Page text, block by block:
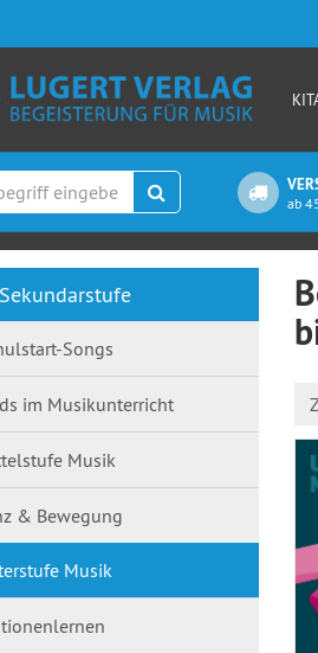
ab
Sekundarstufe
Songs
im Musikunterricht
Musik
& Bewegung
Musik